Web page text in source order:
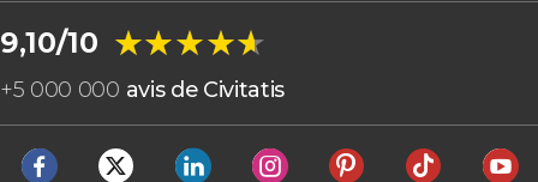
9,10/10 ★★★★★
★★★★★
+5 000 000 avis de Civitatis